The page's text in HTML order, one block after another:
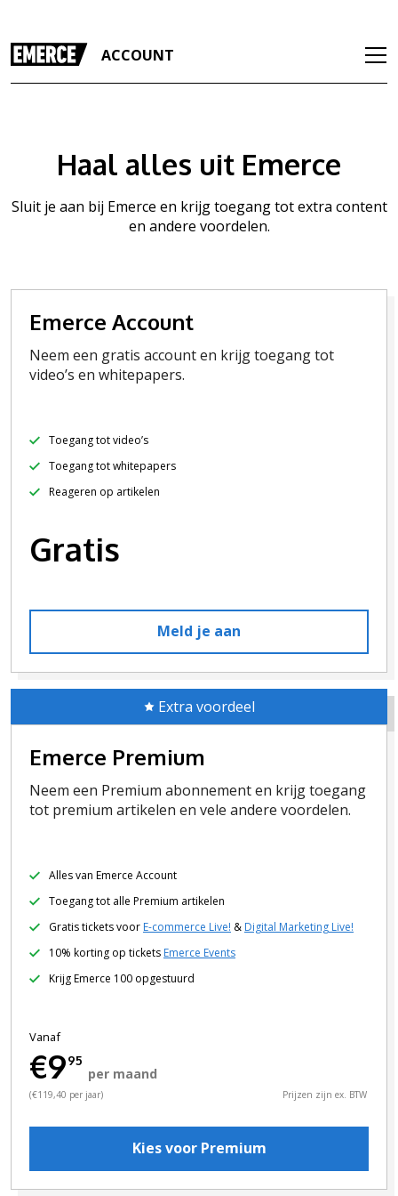
ACCOUNT
Haal alles uit Emerce
Sluit je aan bij Emerce en krijg toegang tot extra content
en andere voordelen.
Emerce Account
Neem een gratis account en krijg toegang tot
video’s en whitepapers.
Toegang tot video’s
Toegang tot whitepapers
Reageren op artikelen
Gratis
Meld je aan
Extra voordeel
Emerce Premium
Neem een Premium abonnement en krijg toegang
tot premium artikelen en vele andere voordelen.
Alles van Emerce Account
Toegang tot alle Premium artikelen
Gratis tickets voor E-commerce Live! & Digital Marketing Live!
10% korting op tickets Emerce Events
Krijg Emerce 100 opgestuurd
Vanaf
€995
per maand
(€119,40 per jaar) Prijzen zijn ex. BTW
Kies voor Premium